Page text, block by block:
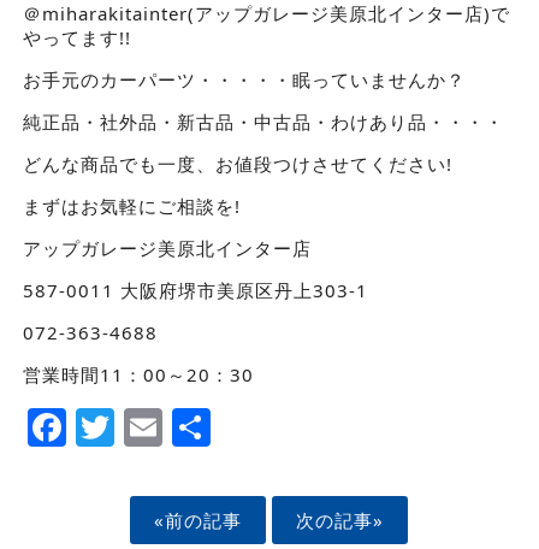
＠miharakitainter(アップガレージ美原北インター店)で
やってます!!
お手元のカーパーツ・・・・・眠っていませんか？
純正品・社外品・新古品・中古品・わけあり品・・・・
どんな商品でも一度、お値段つけさせてください!
まずはお気軽にご相談を!
アップガレージ美原北インター店
587-0011 大阪府堺市美原区丹上303-1
072-363-4688
営業時間11：00～20：30
Facebook
Twitter
EmailShare
«前の記事 次の記事»